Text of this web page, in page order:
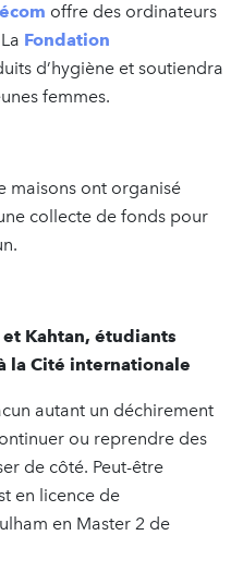
offre des ordinateurs
Fondation
d’hygiène et soutiendra
femmes.
maisons ont organisé
collecte de fonds pour
Kahtan, étudiants
la Cité internationale
autant un déchirement
ou reprendre des
de côté. Peut-être
en licence de
en Master 2 de